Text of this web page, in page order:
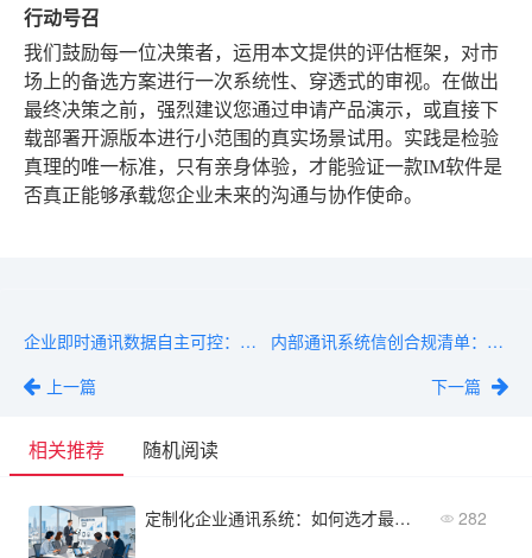
行动号召
我们鼓励每一位决策者，运用本文提供的评估框架，对市
场上的备选方案进行一次系统性、穿透式的审视。在做出
最终决策之前，强烈建议您通过申请产品演示，或直接下
载部署开源版本进行小范围的真实场景试用。实践是检验
真理的唯一标准，只有亲身体验，才能验证一款IM软件是
否真正能够承载您企业未来的沟通与协作使命。
企业即时通讯数据自主可控：主流私有化方案与SaaS方案对比
上一篇
内部通讯系统信创合规清单：5个必须验证的关键策略要点
下一篇
相关推荐 随机阅读
定制化企业通讯系统：如何选才最适合？ 282